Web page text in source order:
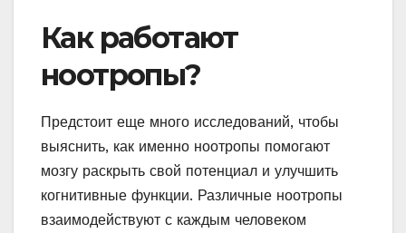
Как работают
ноотропы?
Предстоит еще много исследований, чтобы
выяснить, как именно ноотропы помогают
мозгу раскрыть свой потенциал и улучшить
когнитивные функции. Различные ноотропы
взаимодействуют с каждым человеком